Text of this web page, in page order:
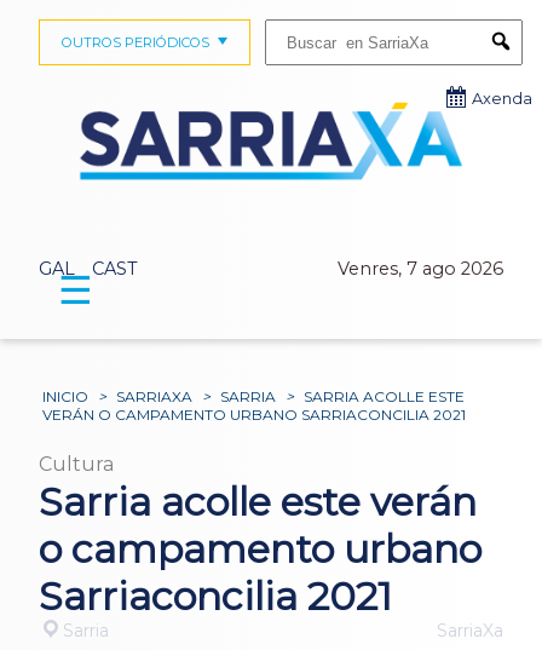
GAL CAST Venres, 7 ago 2026
OUTROS PERIÓDICOS
Axenda
☰
INICIO > SARRIAXA > SARRIA > SARRIA ACOLLE ESTE
VERÁN O CAMPAMENTO URBANO SARRIACONCILIA 2021
Cultura
Sarria acolle este verán
o campamento urbano
Sarriaconcilia 2021
Sarria SarriaXa